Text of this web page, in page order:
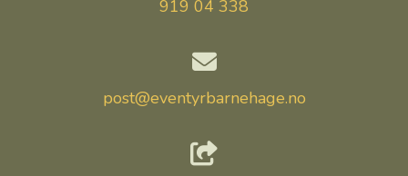
919 04 338
post@eventyrbarnehage.no